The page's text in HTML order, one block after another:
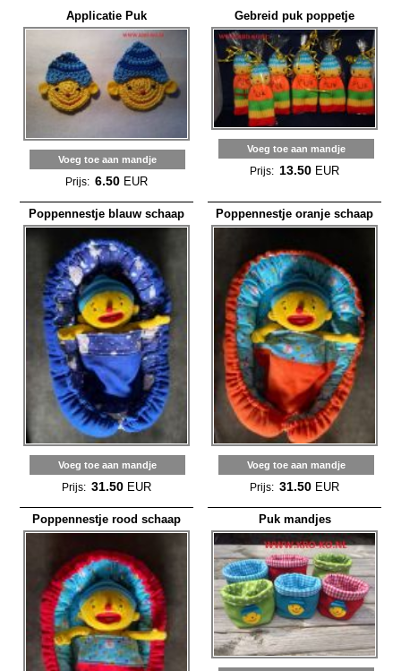
Applicatie Puk
Voeg toe aan mandje
Prijs: 6.50 EUR
Gebreid puk poppetje
Voeg toe aan mandje
Prijs: 13.50 EUR
Poppennestje blauw schaap
Voeg toe aan mandje
Prijs: 31.50 EUR
Poppennestje oranje schaap
Voeg toe aan mandje
Prijs: 31.50 EUR
Poppennestje rood schaap Puk mandjes